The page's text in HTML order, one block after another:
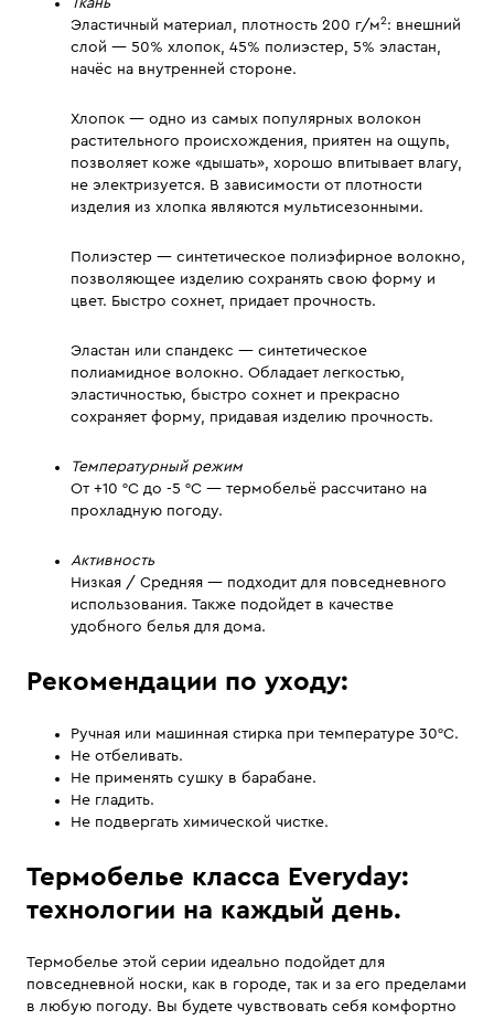
Ткань
Эластичный материал, плотность 200 г/м2 : внешний
слой — 50% хлопок, 45% полиэстер, 5% эластан,
начёс на внутренней стороне.
Хлопок — одно из самых популярных волокон
растительного происхождения, приятен на ощупь,
позволяет коже «дышать», хорошо впитывает влагу,
не электризуется. В зависимости от плотности
изделия из хлопка являются мультисезонными.
Полиэстер — синтетическое полиэфирное волокно,
позволяющее изделию сохранять свою форму и
цвет. Быстро сохнет, придает прочность.
Эластан или спандекс — синтетическое
полиамидное волокно. Обладает легкостью,
эластичностью, быстро сохнет и прекрасно
сохраняет форму, придавая изделию прочность.
Температурный режим
От +10 °C до -5 °C — термобельё рассчитано на
прохладную погоду.
Активность
Низкая / Средняя — подходит для повседневного
использования. Также подойдет в качестве
удобного белья для дома.
Рекомендации по уходу:
Ручная или машинная стирка при температуре 30°С.
Не отбеливать.
Не применять сушку в барабане.
Не гладить.
Не подвергать химической чистке.
Термобелье класса Everyday:
технологии на каждый день.
Термобелье этой серии идеально подойдет для
повседневной носки, как в городе, так и за его пределами
в любую погоду. Вы будете чувствовать себя комфортно